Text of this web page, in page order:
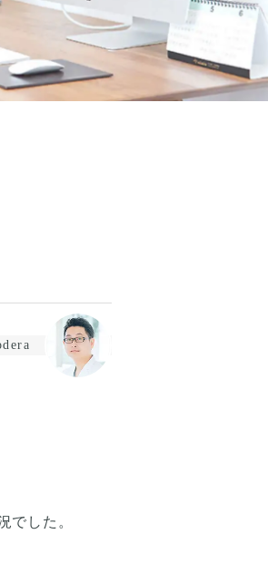
でした。